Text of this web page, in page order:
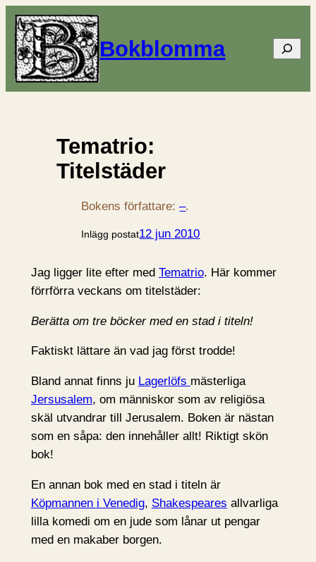
Bokblomma Sök
Tematrio:
Titelstäder
Bokens författare:–.
Inlägg postat12 jun 2010
Jag ligger lite efter med Tematrio. Här kommer
förrförra veckans om titelstäder:
Berätta om tre böcker med en stad i titeln!
Faktiskt lättare än vad jag först trodde!
Bland annat finns ju Lagerlöfs mästerliga
Jersusalem, om människor som av religiösa
skäl utvandrar till Jerusalem. Boken är nästan
som en såpa: den innehåller allt! Riktigt skön
bok!
En annan bok med en stad i titeln är
Köpmannen i Venedig, Shakespeares allvarliga
lilla komedi om en jude som lånar ut pengar
med en makaber borgen.